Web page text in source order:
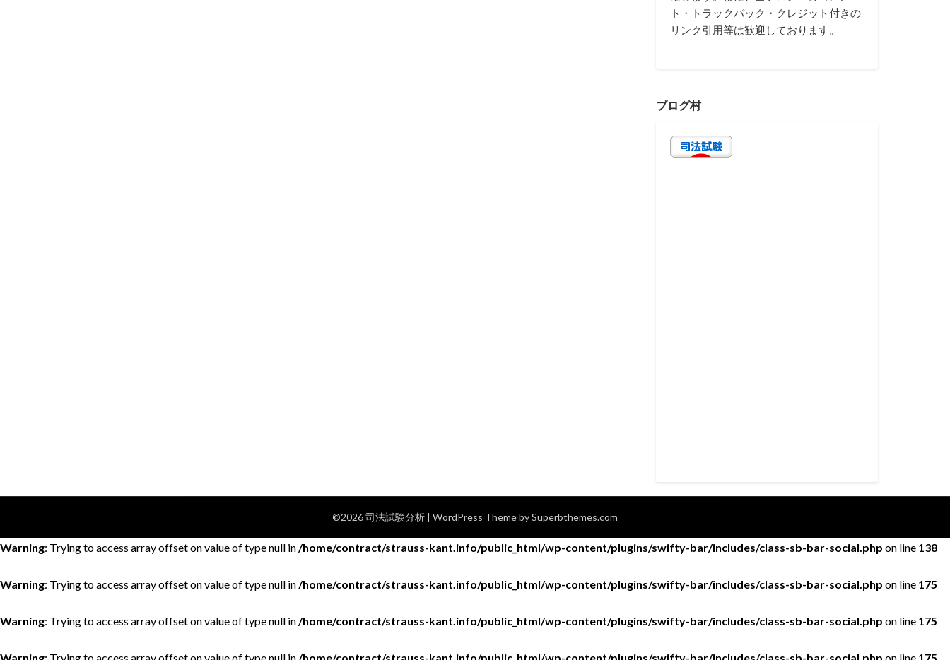
ト・トラックバック・クレジット付きの
リンク引用等は歓迎しております。
ブログ村
©2026 司法試験分析 | WordPress Theme bySuperbthemes.com
Warning: Trying to access array offset on value of type null in/home/contract/strauss-kant.info/public_html/wp-content/plugins/swifty-bar/includes/class-sb-bar-social.php on line 138
Warning: Trying to access array offset on value of type null in/home/contract/strauss-kant.info/public_html/wp-content/plugins/swifty-bar/includes/class-sb-bar-social.php on line 175
Warning: Trying to access array offset on value of type null in/home/contract/strauss-kant.info/public_html/wp-content/plugins/swifty-bar/includes/class-sb-bar-social.php on line 175